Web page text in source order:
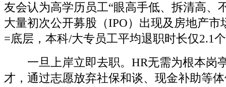
友会认为高学历员工“眼高手低、拆清高、
大量初次公开募股（IPO）出现及房地产市
=底层，本科/大专员工平均退职时长仅2.1
一旦上岸立即去职。HR无需为根本岗
才，通过志愿放弃社保和谈、现金补助等